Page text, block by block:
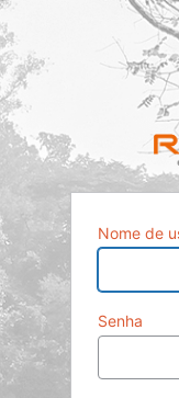
Nome de
Senha